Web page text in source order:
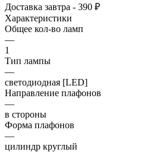
Доставка завтра - 390 ₽
Характеристики
Общее кол-во ламп
—
1
Тип лампы
—
светодиодная [LED]
Направление плафонов
—
в стороны
Форма плафонов
—
цилиндр круглый